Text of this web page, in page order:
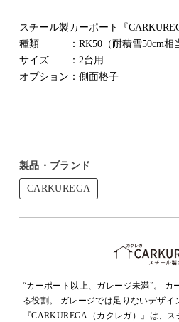
スチール製カーポート『
種類 ：RK50（耐積雪50cm相当/
サイズ ：2台用
オプション：側面格子
製品・ブランド
CARKUREGA
“カーポート以上、ガレージ未満”。 カ
る役割。 ガレージでは足りないデザイ
『CARKUREGA（カクレガ）』は、